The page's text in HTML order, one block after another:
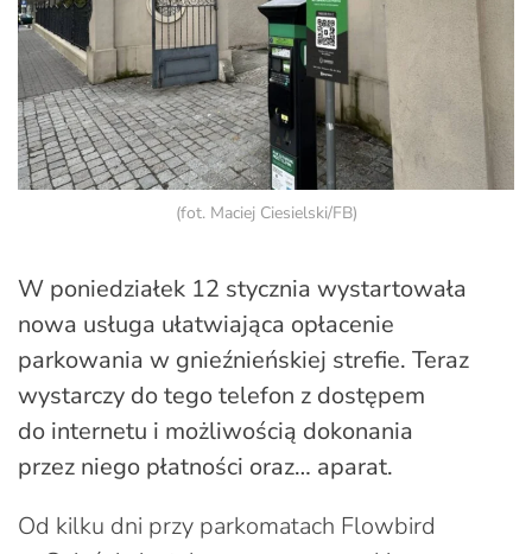
(fot. Maciej Ciesielski/FB)
W poniedziałek 12 stycznia wystartowała
nowa usługa ułatwiająca opłacenie
parkowania w gnieźnieńskiej strefie. Teraz
wystarczy do tego telefon z dostępem
do internetu i możliwością dokonania
przez niego płatności oraz… aparat.
Od kilku dni przy parkomatach Flowbird